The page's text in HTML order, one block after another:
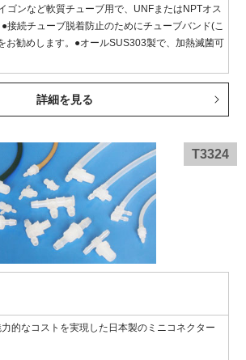
ゴンなど軟質チューブ用で、UNFまたはNPTオス
接続チューブ脱着防止のためにチューブバンド(こ
お勧めします。●オールSUS303製で、加熱滅菌可
詳細を見る
T3324
的なコストを実現した日本製のミニコネクター